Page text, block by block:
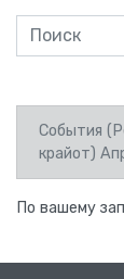
События
крайот)
По вашему